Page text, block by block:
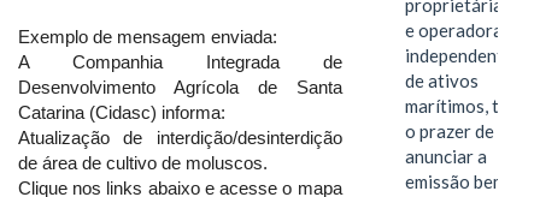
Exemplo de mensagem enviada:
A Companhia Integrada de
Desenvolvimento Agrícola de Santa
Catarina (Cidasc) informa:
Atualização de interdição/desinterdição
de área de cultivo de moluscos.
Clique nos links abaixo e acesse o mapa
proprietárias
e operadoras
independentes
de ativos
marítimos, tem
o prazer de
anunciar a
emissão bem-